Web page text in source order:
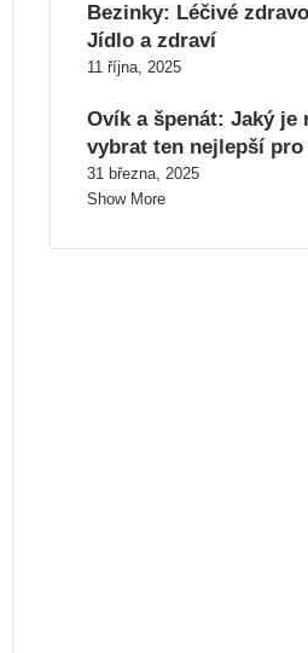
Bezinky: Léčivé
Jídlo a zdraví
11 října, 2025
Ovík a špenát: Jaký je
vybrat ten nejlepší pro
31 března, 2025
Show More